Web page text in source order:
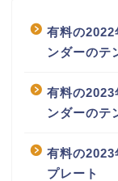
有料の2022
ンダーのテ
有料の2023
ンダーのテ
有料の2023
プレート